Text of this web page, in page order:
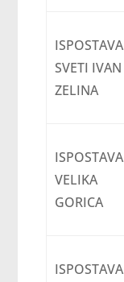
ISPOSTAVA
SVETI IVAN
ZELINA
ISPOSTAVA
VELIKA
GORICA
ISPOSTAVA